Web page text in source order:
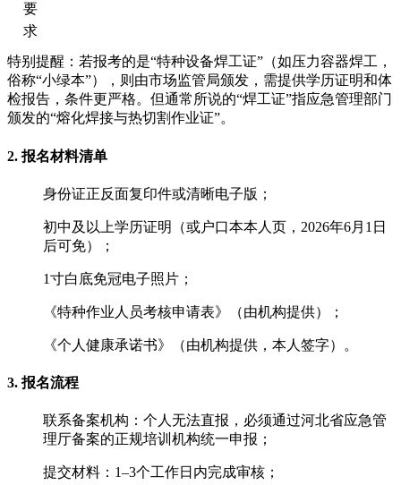
要
求‌
特别提醒：若报考的是“特种设备焊工证”（如压力容器焊工，
俗称“小绿本”），则由市场监管局颁发，需提供学历证明和体
检报告，条件更严格。但通常所说的“焊工证”指应急管理部门
颁发的“熔化焊接与热切割作业证”。
2. ‌报名材料清单‌
身份证正反面复印件或清晰电子版；
初中及以上学历证明（或户口本本人页，2026年6月1日
后可免）；
1寸白底免冠电子照片；
《特种作业人员考核申请表》（由机构提供）；
《个人健康承诺书》（由机构提供，本人签字）。
3. ‌报名流程‌
‌联系备案机构‌：个人无法直报，必须通过河北省应急管
理厅备案的正规培训机构统一申报；
‌提交材料‌：1–3个工作日内完成审核；